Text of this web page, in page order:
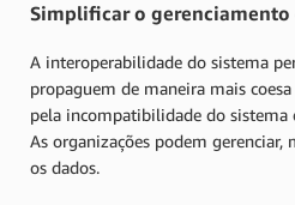
Simplificar o gerenciamento
A interoperabilidade do sistema
propaguem de maneira mais
pela incompatibilidade do sistema
As organizações podem
os dados.